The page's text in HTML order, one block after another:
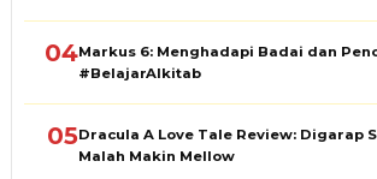
04Markus 6: Menghadapi Badai dan
#BelajarAlkitab
05Dracula A Love Tale Review: Digarap
Malah Makin Mellow